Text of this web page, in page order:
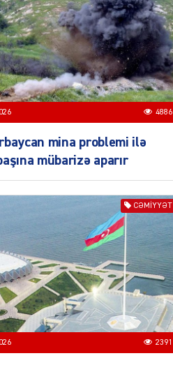
4886
mina problemi ilə
mübarizə aparır
CƏMIYYƏT
2391